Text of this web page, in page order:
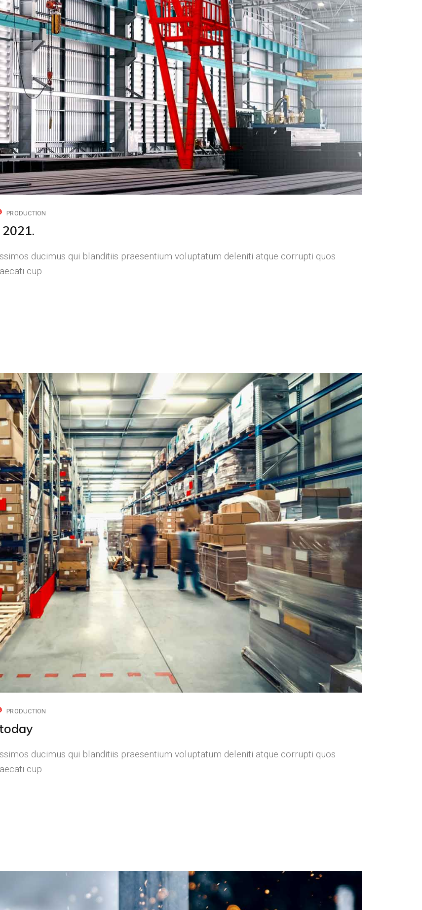
PRODUCTION
ducimus qui blanditiis praesentium voluptatum deleniti atque corrupti quos
cup
PRODUCTION
ducimus qui blanditiis praesentium voluptatum deleniti atque corrupti quos
cup